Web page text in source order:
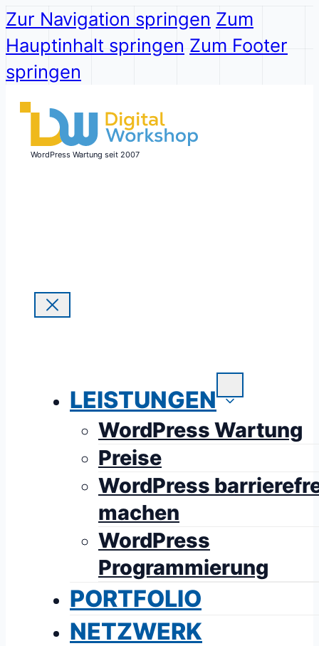
Zur Navigation springen Zum
Hauptinhalt springen Zum Footer
springen
WordPress Wartung seit 2007
LEISTUNGEN
WordPress Wartung
Preise
WordPress
machen
WordPress
Programmierung
PORTFOLIO
NETZWERK